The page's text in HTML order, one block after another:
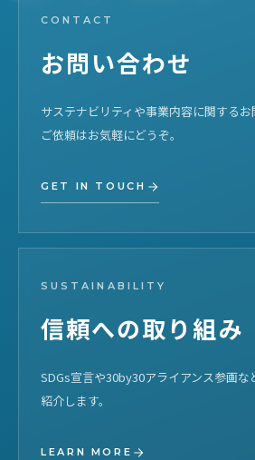
CONTACT
お問い合わせ
サステナビリティや事業内容に関する
ご依頼はお気軽にどうぞ。
GET IN TOUCH
SUSTAINABILITY
信頼への取り組み
SDGs宣言や30by30アライアンス参画な
紹介します。
LEARN MORE